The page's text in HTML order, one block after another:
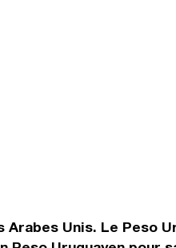
Unis. Le Peso